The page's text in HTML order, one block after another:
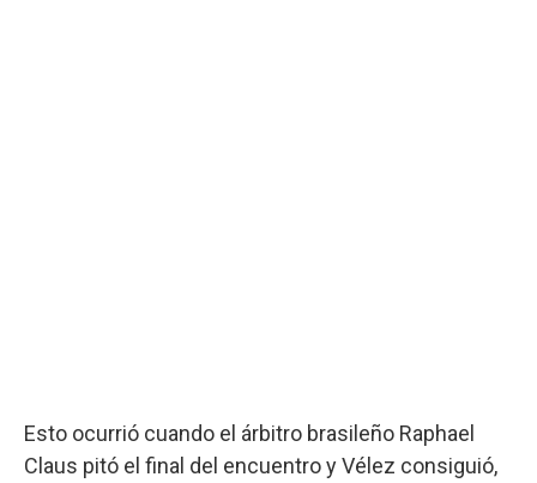
Esto ocurrió cuando el árbitro brasileño Raphael
Claus pitó el final del encuentro y Vélez consiguió,